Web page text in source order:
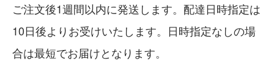
ご注文後1週間以内に発送します。配達日時指定は
10日後よりお受けいたします。日時指定なしの場
合は最短でお届けとなります。